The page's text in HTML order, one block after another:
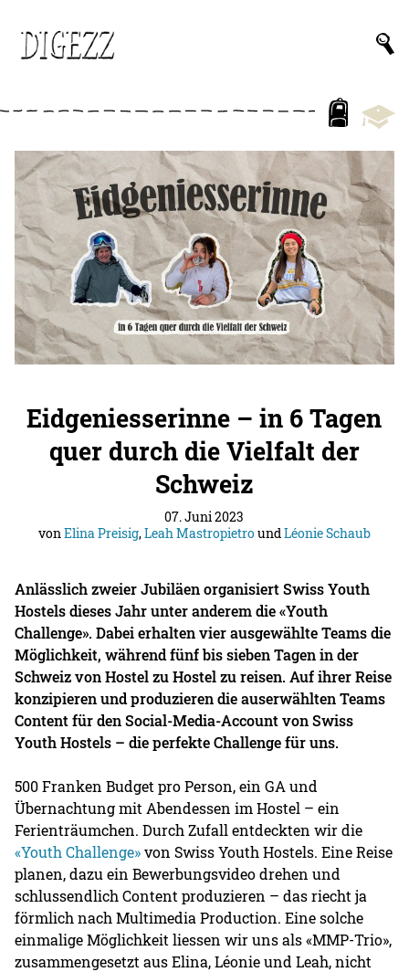
Eidgeniesserinne – in 6 Tagen
quer durch die Vielfalt der
Schweiz
07. Juni 2023
vonElina Preisig,Leah MastropietroundLéonie Schaub
Anlässlich zweier Jubiläen organisiert Swiss Youth
Hostels dieses Jahr unter anderem die «Youth
Challenge». Dabei erhalten vier ausgewählte Teams die
Möglichkeit, während fünf bis sieben Tagen in der
Schweiz von Hostel zu Hostel zu reisen. Auf ihrer Reise
konzipieren und produzieren die auserwählten Teams
Content für den Social-Media-Account von Swiss
Youth Hostels – die perfekte Challenge für uns.
500 Franken Budget pro Person, ein GA und
Übernachtung mit Abendessen im Hostel – ein
Ferienträumchen. Durch Zufall entdeckten wir die
«Youth Challenge»von Swiss Youth Hostels. Eine Reise
planen, dazu ein Bewerbungsvideo drehen und
schlussendlich Content produzieren – das riecht ja
förmlich nach Multimedia Production. Eine solche
einmalige Möglichkeit liessen wir uns als «MMP-Trio»,
zusammengesetzt aus Elina, Léonie und Leah, nicht